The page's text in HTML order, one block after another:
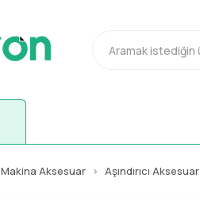
Makina Aksesuar Aşındırıcı Aksesuar